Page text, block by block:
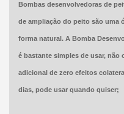
Bombas desenvolvedoras de
de ampliação do peito são uma
forma natural. A Bomba
é bastante simples de usar, não
adicional de zero efeitos
dias, pode usar quando quiser;